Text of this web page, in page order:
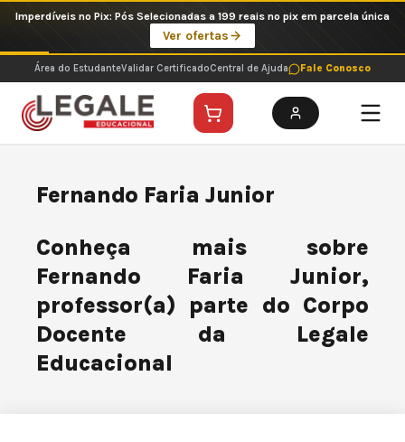
o
conteúdo
Imperdíveis no Pix: Pós Selecionadas a 199 reais no pix em parcela única
Ver ofertas
Área do EstudanteValidar CertificadoCentral de Ajuda Fale Conosco
Fernando Faria Junior
Conheça mais sobre
Fernando Faria Junior,
professor(a) parte do Corpo
Docente da Legale
Educacional